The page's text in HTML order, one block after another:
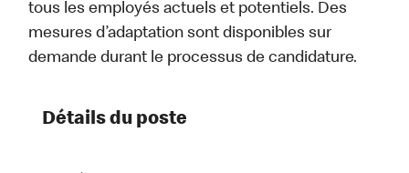
tous les employés actuels et potentiels. Des
mesures d’adaptation sont disponibles sur
demande durant le processus de candidature.
Détails du poste